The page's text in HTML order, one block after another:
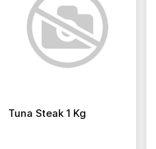
Tuna Steak 1 Kg